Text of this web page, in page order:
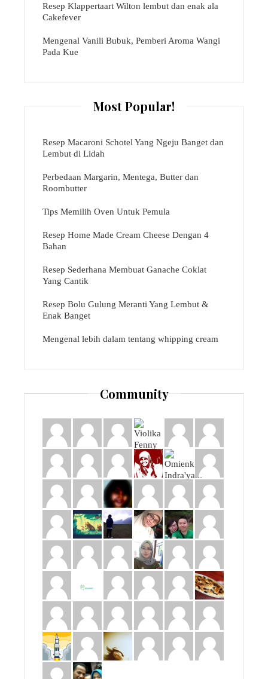
Resep Klappertaart Wilton lembut dan enak ala
Cakefever
Mengenal Vanili Bubuk, Pemberi Aroma Wangi
Pada Kue
Most Popular!
Resep Macaroni Schotel Yang Ngeju Banget dan
Lembut di Lidah
Perbedaan Margarin, Mentega, Butter dan
Roombutter
Tips Memilih Oven Untuk Pemula
Resep Home Made Cream Cheese Dengan 4
Bahan
Resep Sederhana Membuat Ganache Coklat
Yang Cantik
Resep Bolu Gulung Meranti Yang Lembut &
Enak Banget
Mengenal lebih dalam tentang whipping cream
Community